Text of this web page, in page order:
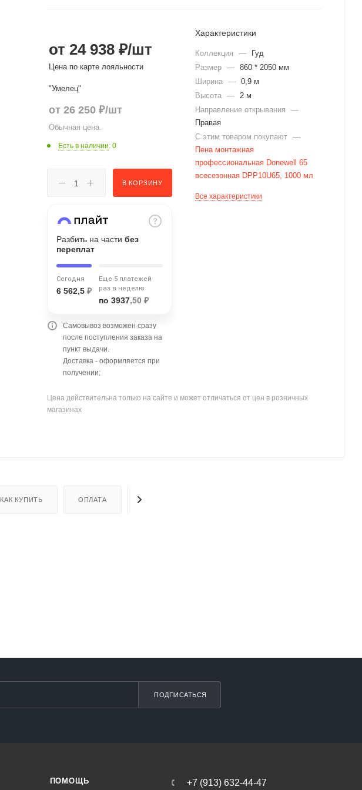
от 24 938 ₽/шт
Цена по карте лояльности
"Умелец"
от 26 250₽/шт
Обычная цена.
Есть в наличии: 0
В КОРЗИНУ
Разбить на части без
переплат
Сегодня
6 562,5 ₽
Еще 5 платежей
раз в неделю
по 3937,50 ₽
Самовывоз возможен сразу
после поступления заказа на
пункт выдачи.
Доставка - оформляется при
получении;
Характеристики
Коллекция —
Гуд
Размер —
860 * 2050 мм
Ширина —
0,9 м
Высота —
2 м
Направление открывания
—
Правая
С этим товаром покупают —
Пена монтажная
профессиональная Donewell 65
всесезонная DPP10U65, 1000 мл
Все характеристики
Цена действительна только на сайте и может отличаться от цен в розничных
магазинах
КАК КУПИТЬ ОПЛАТА
ПОДПИСАТЬСЯ
ПОМОЩЬ +7 (913) 632-44-47
с вашей карты